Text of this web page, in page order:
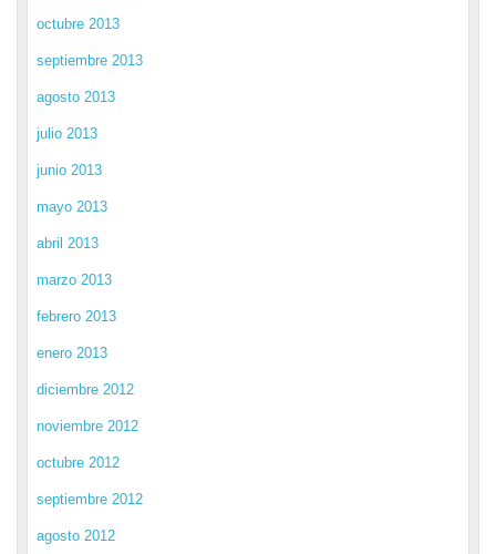
octubre 2013
septiembre 2013
agosto 2013
julio 2013
junio 2013
mayo 2013
abril 2013
marzo 2013
febrero 2013
enero 2013
diciembre 2012
noviembre 2012
octubre 2012
septiembre 2012
agosto 2012